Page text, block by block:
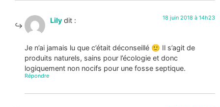
Lily dit : 18 juin 2018 à 14h23
Je n’ai jamais lu que c’était déconseillé 🙂 Il s’agit de
produits naturels, sains pour l’écologie et donc
logiquement non nocifs pour une fosse septique.
Répondre